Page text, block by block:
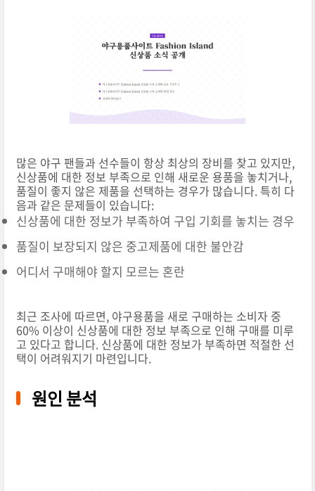
많은 야구 팬들과 선수들이 항상 최상의 장비를 찾고 있지만,
신상품에 대한 정보 부족으로 인해 새로운 용품을 놓치거나,
품질이 좋지 않은 제품을 선택하는 경우가 많습니다. 특히 다
음과 같은 문제들이 있습니다:
신상품에 대한 정보가 부족하여 구입 기회를 놓치는 경우
품질이 보장되지 않은 중고제품에 대한 불안감
어디서 구매해야 할지 모르는 혼란
최근 조사에 따르면, 야구용품을 새로 구매하는 소비자 중
60% 이상이 신상품에 대한 정보 부족으로 인해 구매를 미루
고 있다고 합니다. 신상품에 대한 정보가 부족하면 적절한 선
택이 어려워지기 마련입니다.
원인 분석